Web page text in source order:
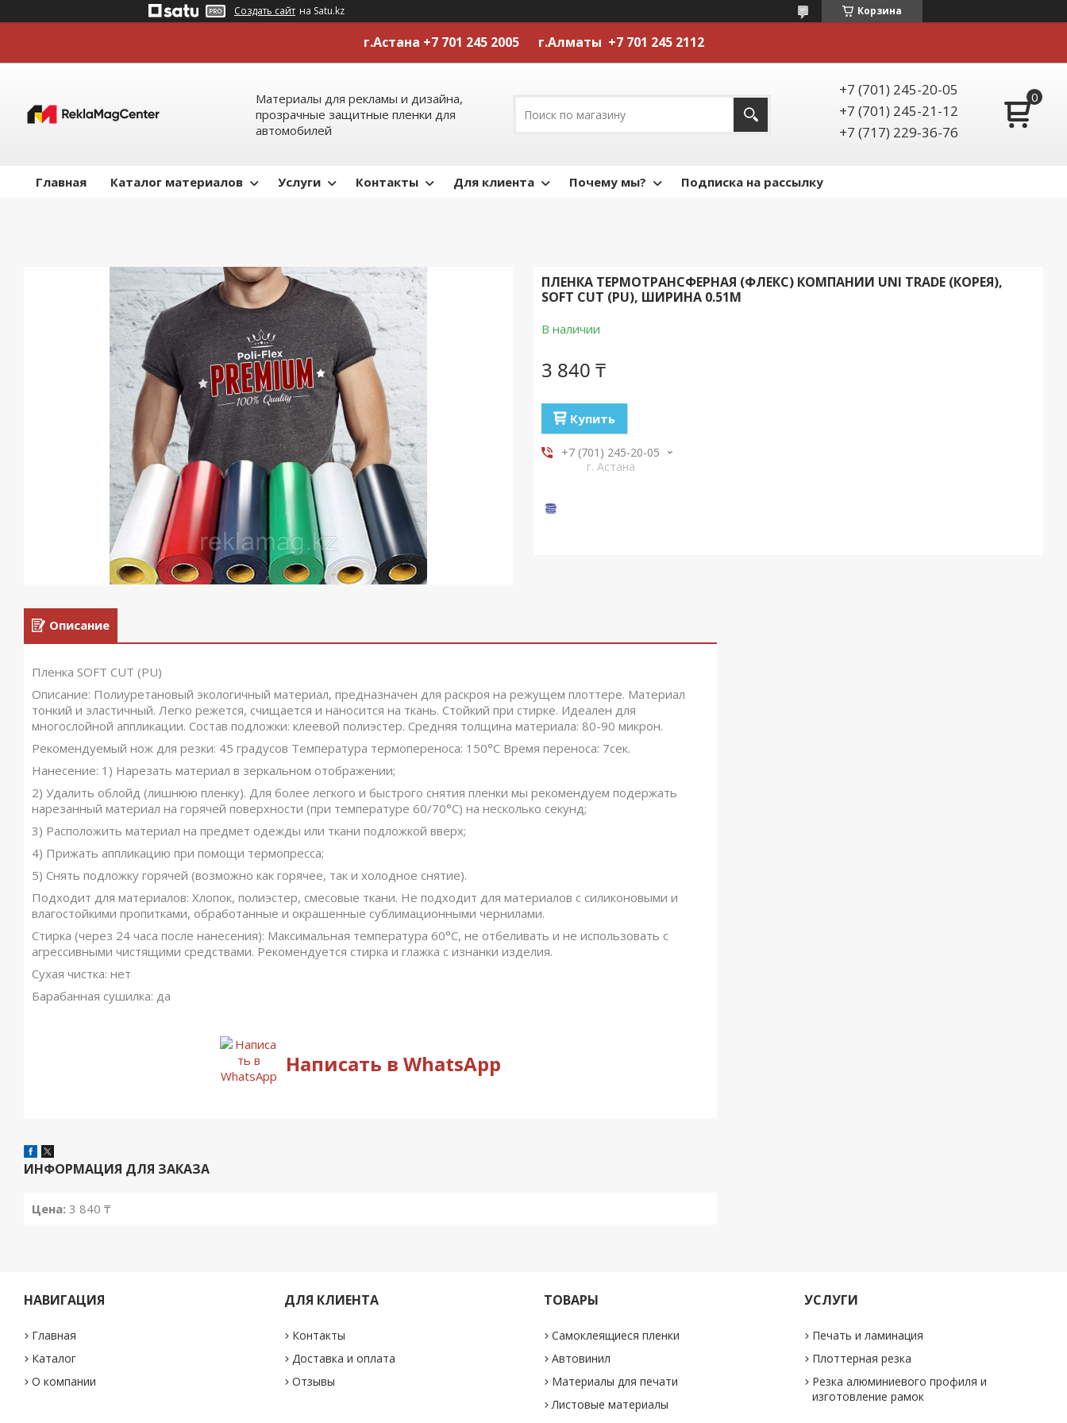
Создать сайт на Satu.kz Корзина
г.Астана +7 701 245 2005 г.Алматы +7 701 245 2112
Материалы для рекламы и дизайна,
прозрачные защитные пленки для
автомобилей
+7 (701) 245-20-05
+7 (701) 245-21-12
+7 (717) 229-36-76
Главная Каталог материалов Услуги Контакты Для клиента Почему мы? Подписка на рассылку
ПЛЕНКА ТЕРМОТРАНСФЕРНАЯ (ФЛЕКС) КОМПАНИИ UNI TRADE (КОРЕЯ),
SOFT CUT (PU), ШИРИНА 0.51М
В наличии
3 840 ₸
Купить
+7 (701) 245-20-05
г. Астана
Описание
Пленка SOFT CUT (PU)
Описание: Полиуретановый экологичный материал, предназначен для раскроя на режущем плоттере. Материал
тонкий и эластичный. Легко режется, счищается и наносится на ткань. Стойкий при стирке. Идеален для
многослойной аппликации. Состав подложки: клеевой полиэстер. Средняя толщина материала: 80-90 микрон.
Рекомендуемый нож для резки: 45 градусов Температура термопереноса: 150°C Время переноса: 7сек.
Нанесение: 1) Нарезать материал в зеркальном отображении;
2) Удалить облойд (лишнюю пленку). Для более легкого и быстрого снятия пленки мы рекомендуем подержать
нарезанный материал на горячей поверхности (при температуре 60/70°C) на несколько секунд;
3) Расположить материал на предмет одежды или ткани подложкой вверх;
4) Прижать аппликацию при помощи термопресса;
5) Снять подложку горячей (возможно как горячее, так и холодное снятие).
Подходит для материалов: Хлопок, полиэстер, смесовые ткани. Не подходит для материалов с силиконовыми и
влагостойкими пропитками, обработанные и окрашенные сублимационными чернилами.
Стирка (через 24 часа после нанесения): Максимальная температура 60°C, не отбеливать и не использовать с
агрессивными чистящими средствами. Рекомендуется стирка и глажка с изнанки изделия.
Сухая чистка: нет
Барабанная сушилка: да
Написать в WhatsApp
ИНФОРМАЦИЯ ДЛЯ ЗАКАЗА
Цена: 3 840 ₸
НАВИГАЦИЯ
Главная
Каталог
О компании
ДЛЯ КЛИЕНТА
Контакты
Доставка и оплата
Отзывы
ТОВАРЫ
Самоклеящиеся пленки
Автовинил
Материалы для печати
Листовые материалы
УСЛУГИ
Печать и ламинация
Плоттерная резка
Резка алюминиевого профиля и
изготовление рамок